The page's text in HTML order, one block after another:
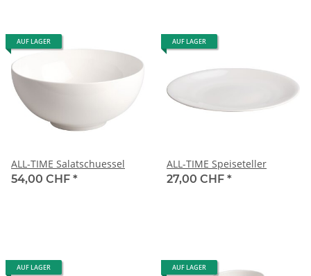
AUF LAGER
ALL-TIME Salatschuessel
54,00 CHF *
AUF LAGER
ALL-TIME Speiseteller
27,00 CHF *
AUF LAGER AUF LAGER